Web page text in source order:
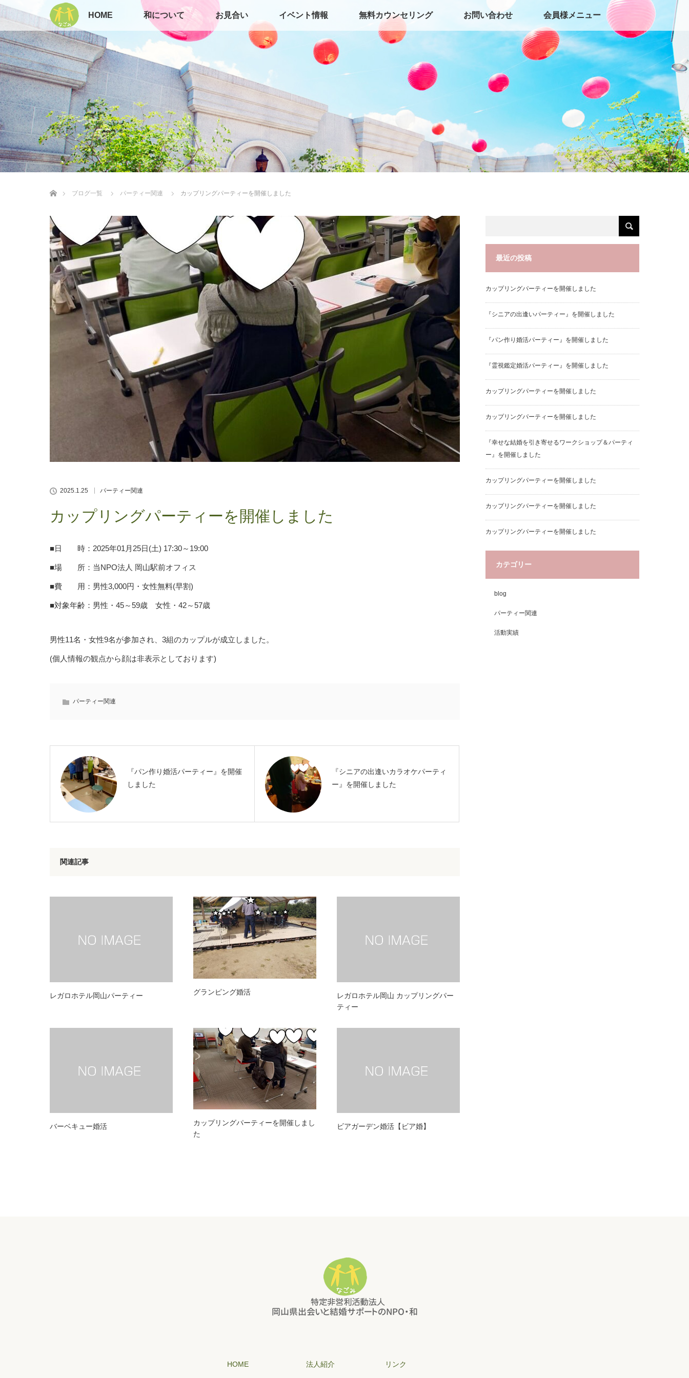
HOME 和について お見合い イベント情報 無料カウンセリング お問い合わせ 会員様メニュー
ブログ一覧
パーティー関連 カップリングパーティーを開催しました
2025.1.25 パーティー関連
カップリングパーティーを開催しました
■日 時：2025年01月25日(土) 17:30～19:00
■場 所：当NPO法人 岡山駅前オフィス
■費 用：男性3,000円・女性無料(早割)
■対象年齢：男性・45～59歳 女性・42～57歳
男性11名・女性9名が参加され、3組のカップルが成立しました。
(個人情報の観点から顔は非表示としております)
パーティー関連
『パン作り婚活パーティー』を開催
しました
『シニアの出逢いカラオケパーティ
ー』を開催しました
関連記事
レガロホテル岡山パーティー グランピング婚活
レガロホテル岡山 カップリングパー
ティー
バーベキュー婚活
カップリングパーティーを開催しまし
た
ビアガーデン婚活【ビア婚】
最近の投稿
カップリングパーティーを開催しました
『シニアの出逢いパーティー』を開催しました
『パン作り婚活パーティー』を開催しました
『霊視鑑定婚活パーティー』を開催しました
カップリングパーティーを開催しました
カップリングパーティーを開催しました
『幸せな結婚を引き寄せるワークショップ＆パーティ
ー』を開催しました
カップリングパーティーを開催しました
カップリングパーティーを開催しました
カップリングパーティーを開催しました
カテゴリー
blog
パーティー関連
活動実績
HOME 法人紹介 リンク